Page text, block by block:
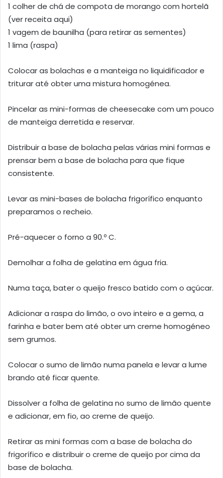
1 colher de chá de compota de morango com hortelã
(ver receita aqui)
1 vagem de baunilha (para retirar as sementes)
1 lima (raspa)
Colocar as bolachas e a manteiga no liquidificador e
triturar até obter uma mistura homogénea.
Pincelar as mini-formas de cheesecake com um pouco
de manteiga derretida e reservar.
Distribuir a base de bolacha pelas várias mini formas e
prensar bem a base de bolacha para que fique
consistente.
Levar as mini-bases de bolacha frigorífico enquanto
preparamos o recheio.
Pré-aquecer o forno a 90.º C.
Demolhar a folha de gelatina em água fria.
Numa taça, bater o queijo fresco batido com o açúcar.
Adicionar a raspa do limão, o ovo inteiro e a gema, a
farinha e bater bem até obter um creme homogéneo
sem grumos.
Colocar o sumo de limão numa panela e levar a lume
brando até ficar quente.
Dissolver a folha de gelatina no sumo de limão quente
e adicionar, em fio, ao creme de queijo.
Retirar as mini formas com a base de bolacha do
frigorífico e distribuir o creme de queijo por cima da
base de bolacha.